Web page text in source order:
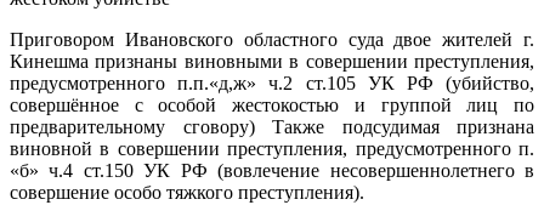
Приговором Ивановского областного суда двое жителей г.
Кинешма признаны виновными в совершении преступления,
предусмотренного п.п.«д,ж» ч.2 ст.105 УК РФ (убийство,
совершённое с особой жестокостью и группой лиц по
предварительному сговору) Также подсудимая признана
виновной в совершении преступления, предусмотренного п.
«б» ч.4 ст.150 УК РФ (вовлечение несовершеннолетнего в
совершение особо тяжкого преступления).